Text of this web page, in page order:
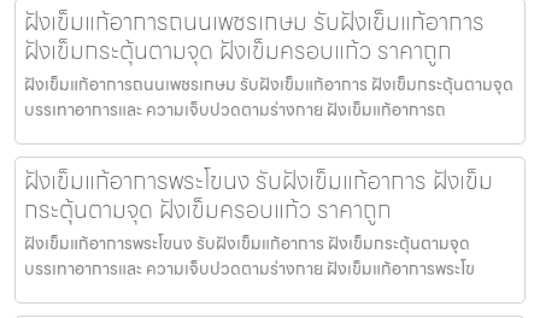
ฝังเข็มแก้อาการถนนเพชรเกษม รับฝังเข็มแก้อาการ
ฝังเข็มกระตุ้นตามจุด ฝังเข็มครอบแก้ว ราคาถูก
ฝังเข็มแก้อาการถนนเพชรเกษม รับฝังเข็มแก้อาการ ฝังเข็มกระตุ้นตามจุด
บรรเทาอาการและ ความเจ็บปวดตามร่างกาย ฝังเข็มแก้อาการถ
ฝังเข็มแก้อาการพระโขนง รับฝังเข็มแก้อาการ ฝังเข็ม
กระตุ้นตามจุด ฝังเข็มครอบแก้ว ราคาถูก
ฝังเข็มแก้อาการพระโขนง รับฝังเข็มแก้อาการ ฝังเข็มกระตุ้นตามจุด
บรรเทาอาการและ ความเจ็บปวดตามร่างกาย ฝังเข็มแก้อาการพระโข